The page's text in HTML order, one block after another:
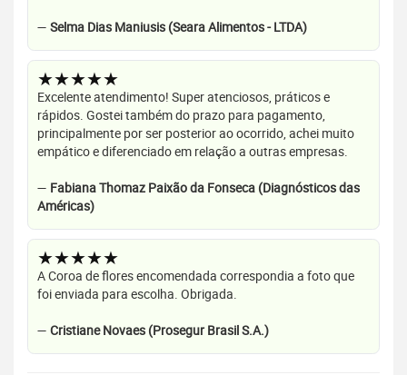
— Selma Dias Maniusis (Seara Alimentos - LTDA)
★★★★★
Excelente atendimento! Super atenciosos, práticos e
rápidos. Gostei também do prazo para pagamento,
principalmente por ser posterior ao ocorrido, achei muito
empático e diferenciado em relação a outras empresas.
— Fabiana Thomaz Paixão da Fonseca (Diagnósticos das
Américas)
★★★★★
A Coroa de flores encomendada correspondia a foto que
foi enviada para escolha. Obrigada.
— Cristiane Novaes (Prosegur Brasil S.A.)